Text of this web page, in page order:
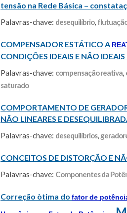
tensão na Rede Básica –
Palavras-chave: desequilíbrio,
COMPENSADOR ESTÁTICO A
CONDIÇÕES IDEAIS E NÃO
Palavras-chave: compensação reativa,
saturado
COMPORTAMENTO DE
NÃO LINEARES E
Palavras-chave: desequilíbrios,
CONCEITOS DE DISTORÇÃO E
Palavras-chave: Componentes da
Correção òtima do fator de